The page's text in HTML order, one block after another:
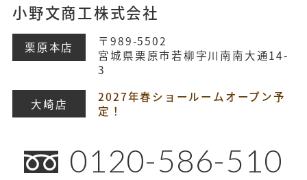
小野文商工株式会社
栗原本店
〒989-5502
宮城県栗原市若柳字川南南大通14-
3
大崎店
2027年春ショールームオープン予
定！
0120-586-510